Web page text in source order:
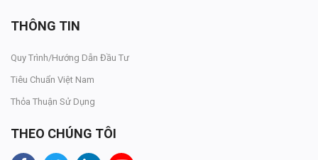
THÔNG TIN
Quy Trình/Hướng Dẫn Đầu Tư
Tiêu Chuẩn Việt Nam
Thỏa Thuận Sử Dụng
THEO CHÚNG TÔI